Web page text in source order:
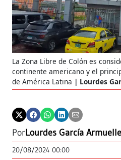
La Zona Libre de Colón es
continente americano y el
de América Latina
Lourdes
PorLourdes García
20/08/2024 00:00